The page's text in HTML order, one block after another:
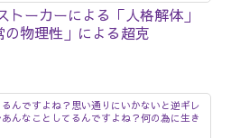
トーカーによる「人格解体」
物理性」による超克
んですよね？思い通りにいかないと逆ギレ
んなことしてるんですよね？何の為に生き